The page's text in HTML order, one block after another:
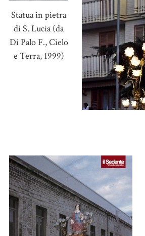
Statua in pietra
di S. Lucia (da
Di Palo F., Cielo
e Terra, 1999)